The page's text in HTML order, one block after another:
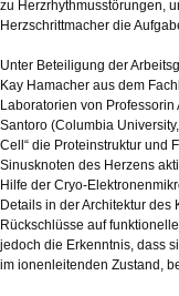
zu Herzrhythmusstörungen,
Herzschrittmacher die
Unter Beteiligung der
Kay Hamacher aus dem
Laboratorien von
Santoro (Columbia
Cell“ die Proteinstruktur und
Sinusknoten des Herzens
Hilfe der Cryo-
Details in der Architektur
Rückschlüsse auf
jedoch die Erkenntnis, dass
im ionenleitenden Zustand,